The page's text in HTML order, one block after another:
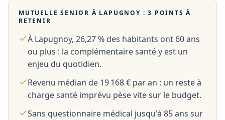
MUTUELLE SENIOR À LAPUGNOY : 3 POINTS À
RETENIR
À Lapugnoy, 26,27 % des habitants ont 60 ans
ou plus : la complémentaire santé y est un
enjeu du quotidien.
Revenu médian de 19 168 € par an : un reste à
charge santé imprévu pèse vite sur le budget.
Sans questionnaire médical jusqu'à 85 ans sur